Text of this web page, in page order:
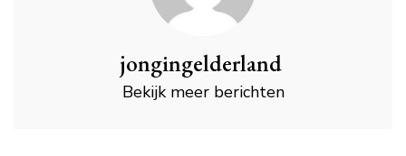
jongingelderland
Bekijk meer berichten